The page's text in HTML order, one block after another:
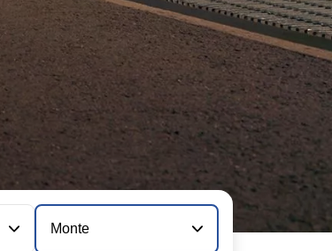
Monte